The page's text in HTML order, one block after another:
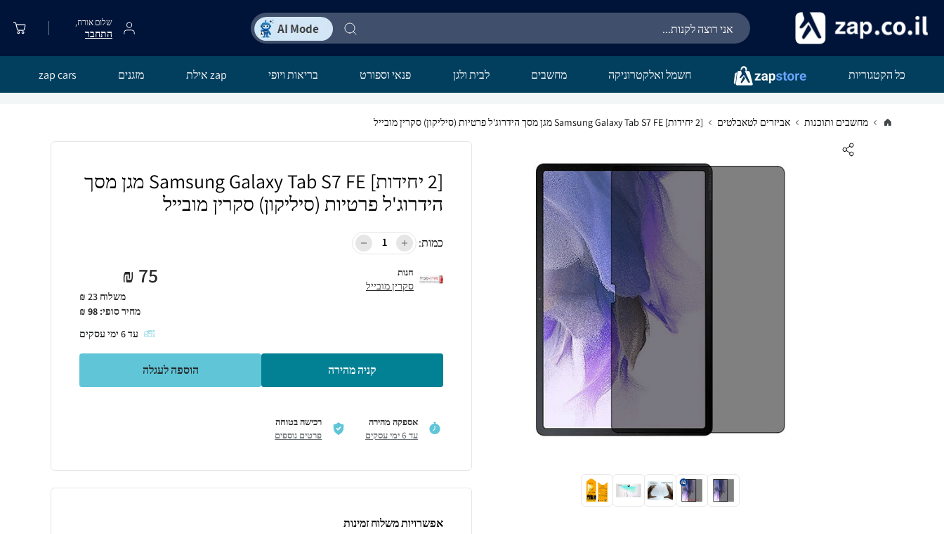
שלום אורח,
התחבר
כל הקטגוריות חשמל ואלקטרוניקה מחשבים לבית ולגן פנאי וספורט בריאות ויופי zap אילת מזגנים zap cars
מחשבים ותוכנות אביזרים לטאבלטים [2 יחידות] Samsung Galaxy Tab S7 FE מגן מסך הידרוג'ל פרטיות (סיליקון) סקרין מובייל
[2 יחידות] Samsung Galaxy Tab S7 FE מגן מסך
הידרוג'ל פרטיות (סיליקון) סקרין מובייל
כמות:
חנות
סקרין מובייל 75
₪
משלוח 23 ₪
מחיר סופי: 98
₪
עד6 ימי עסקים
קניה מהירה הוספה לעגלה
אספקה מהירה
עד 6 ימי עסקים
רכישה בטוחה
פרטים נוספים
אפשרויות משלוח זמינות